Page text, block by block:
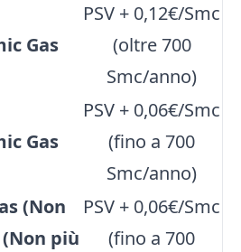
Gas
PSV + 0,12€/Smc
(oltre 700
Smc/anno)
Gas
PSV + 0,06€/Smc
(fino a 700
Smc/anno)
(Non
più
PSV + 0,06€/Smc
(fino a 700